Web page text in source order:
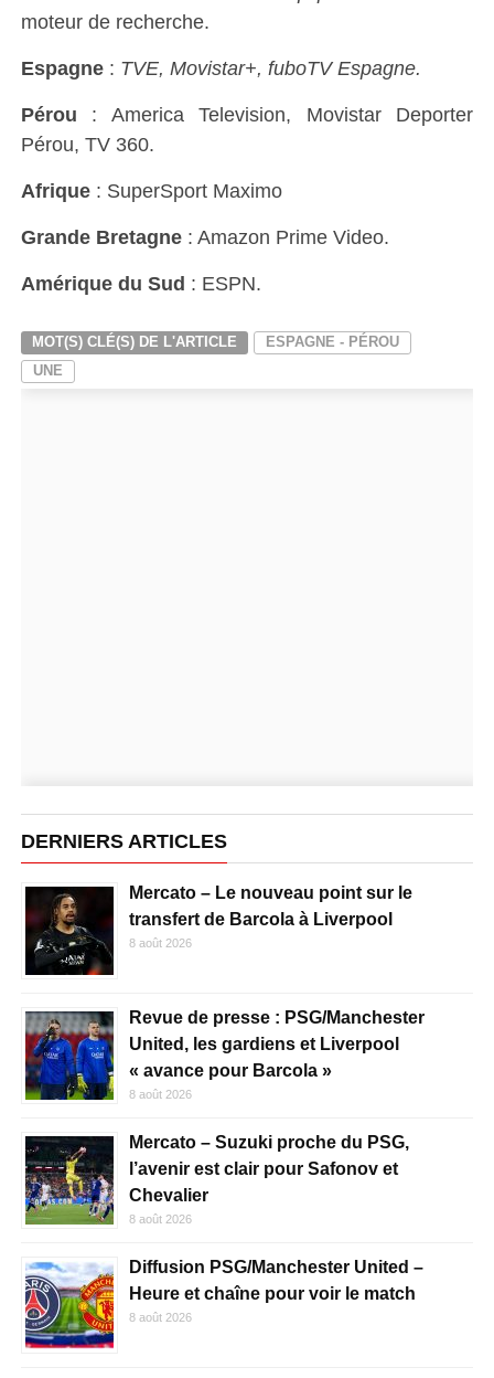
moteur de recherche.
Espagne : TVE, Movistar+, fuboTV Espagne.
Pérou : America Television, Movistar Deporter
Pérou, TV 360.
Afrique: SuperSport Maximo
Grande Bretagne : Amazon Prime Video.
Amérique du Sud : ESPN.
MOT(S) CLÉ(S) DE L'ARTICLE
ESPAGNE - PÉROU
UNE
DERNIERS ARTICLES
Mercato – Le nouveau point sur le
transfert de Barcola à Liverpool
8 août 2026
Revue de presse : PSG/Manchester
United, les gardiens et Liverpool
« avance pour Barcola »
8 août 2026
Mercato – Suzuki proche du PSG,
l’avenir est clair pour Safonov et
Chevalier
8 août 2026
Diffusion PSG/Manchester United –
Heure et chaîne pour voir le match
8 août 2026